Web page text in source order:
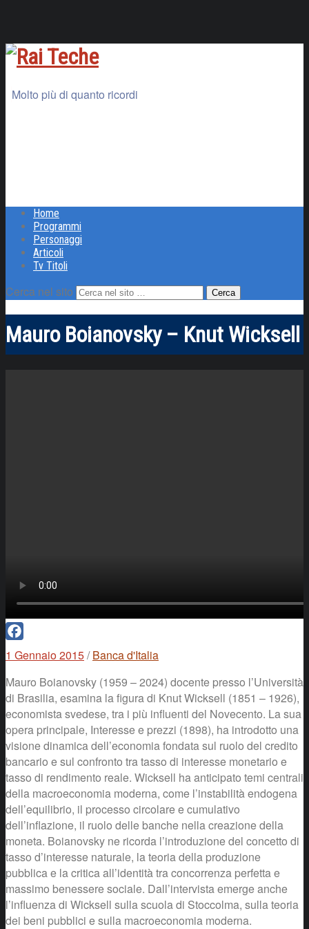
Molto più di quanto ricordi
Home
Programmi
Personaggi
Articoli
Tv Titoli
Cerca nel sito
Mauro Boianovsky – Knut Wicksell
Facebook
1 Gennaio 2015/ Banca d'Italia
Mauro Boianovsky (1959 – 2024) docente presso l’Università
di Brasilia, esamina la figura di Knut Wicksell (1851 – 1926),
economista svedese, tra i più influenti del Novecento. La sua
opera principale, Interesse e prezzi (1898), ha introdotto una
visione dinamica dell’economia fondata sul ruolo del credito
bancario e sul confronto tra tasso di interesse monetario e
tasso di rendimento reale. Wicksell ha anticipato temi centrali
della macroeconomia moderna, come l’instabilità endogena
dell’equilibrio, il processo circolare e cumulativo
dell’inflazione, il ruolo delle banche nella creazione della
moneta. Boianovsky ne ricorda l’introduzione del concetto di
tasso d’interesse naturale, la teoria della produzione
pubblica e la critica all’identità tra concorrenza perfetta e
massimo benessere sociale. Dall’intervista emerge anche
l’influenza di Wicksell sulla scuola di Stoccolma, sulla teoria
dei beni pubblici e sulla macroeconomia moderna.